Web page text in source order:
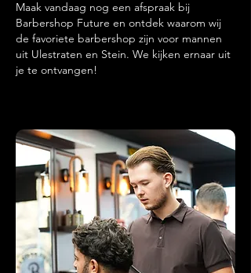
Maak vandaag nog een afspraak bij
Barbershop Future en ontdek waarom wij
de favoriete barbershop zijn voor mannen
uit Ulestraten en Stein. We kijken ernaar uit
je te ontvangen!